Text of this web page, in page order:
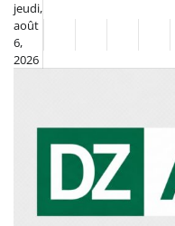
Skip
content
jeudi,
août
6,
2026
FlashSportclassé